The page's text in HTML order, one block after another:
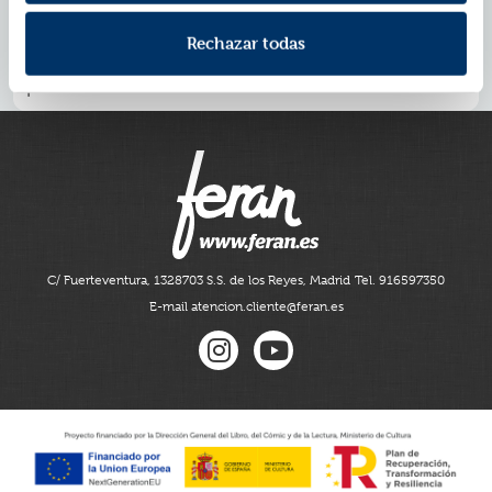
Rechazar todas
Una colección inspiradora que muestra que con
C/ Fuerteventura, 1328703 S.S. de los Reyes, Madrid Tel. 916597350
E-mail atencion.cliente@feran.es